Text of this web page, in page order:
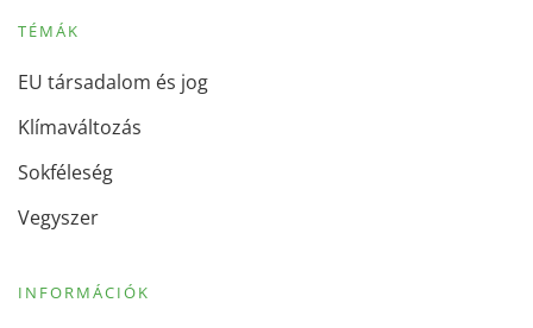
TÉMÁK
EU társadalom és jog
Klímaváltozás
Sokféleség
Vegyszer
INFORMÁCIÓK